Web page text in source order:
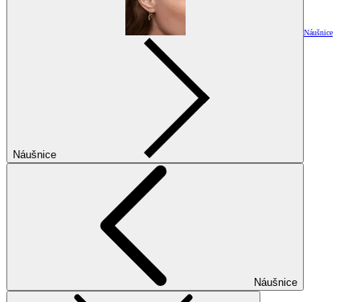
Náušnice
Náušnice
Náušnice